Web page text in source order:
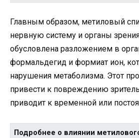
Главным образом, метиловый
нервную систему и органы
обусловлена разложением в
формальдегид и формиат ион,
нарушения метаболизма. Этот
привести к повреждению
приводит к временной или
Подробнее о влиянии